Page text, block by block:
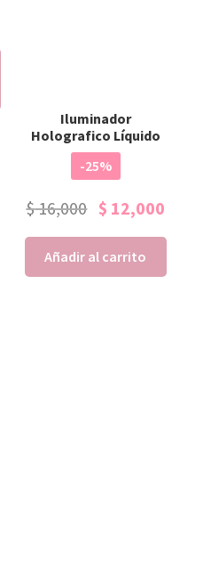
Iluminador
Holografico Líquido
-25%
$16,000 $ 12,000
Añadir al carrito